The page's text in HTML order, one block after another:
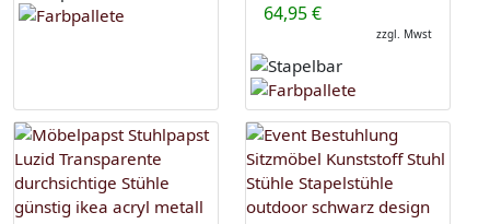
64,95 €
zzgl. Mwst